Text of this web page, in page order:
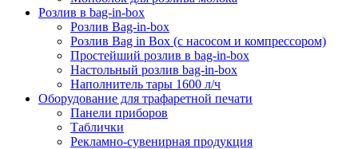
Розлив в bag-in-box
Розлив Bag-in-box
Розлив Bag in Box (с насосом и компрессором)
Простейший розлив в bag-in-box
Настольный розлив bag-in-box
Наполнитель тары 1600 л/ч
Оборудование для трафаретной печати
Панели приборов
Таблички
Рекламно-сувенирная продукция